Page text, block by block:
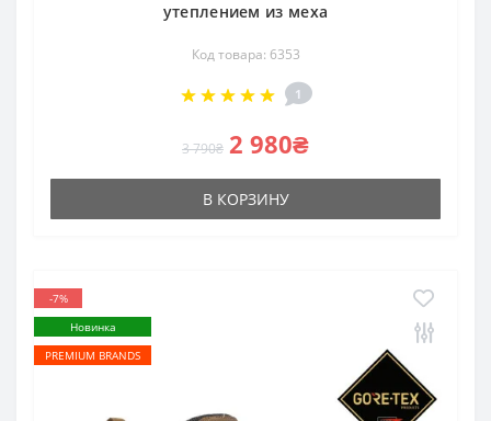
утеплением из меха
Код товара: 6353
1
3 790₴ 2 980₴
В КОРЗИНУ
-7%
Новинка
PREMIUM BRANDS